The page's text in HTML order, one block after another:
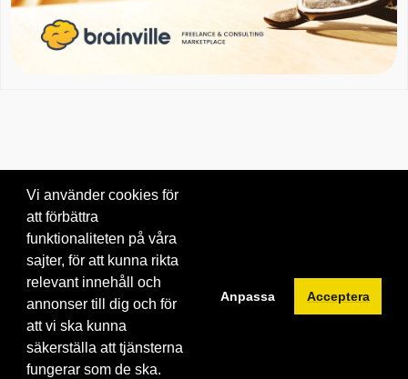
© 2026 Brainville AB. |Villkor för tjänsten
Byt språk:
Vi använder cookies för
att förbättra
funktionaliteten på våra
sajter, för att kunna rikta
relevant innehåll och
annonser till dig och för
att vi ska kunna
säkerställa att tjänsterna
fungerar som de ska.
Anpassa Acceptera